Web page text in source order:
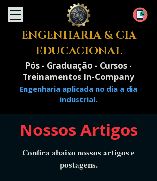
ENGENHARIA & CIA
EDUCACIONAL
Pós - Graduação - Cursos -
Treinamentos In-Company
Engenharia aplicada no dia a dia
industrial.
Nossos Artigos
Confira abaixo nossos artigos e
postagens.